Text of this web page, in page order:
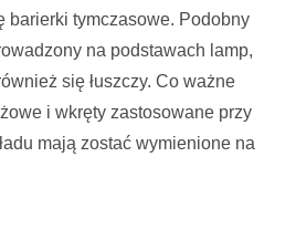
barierki tymczasowe. Podobny
na podstawach lamp,
się łuszczy. Co ważne
i wkręty zastosowane przy
mają zostać wymienione na